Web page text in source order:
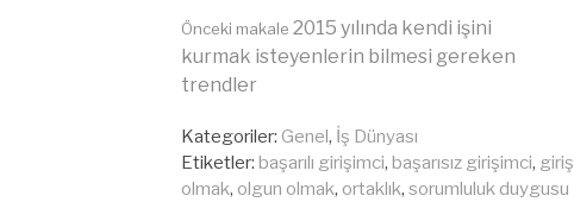
Okumaya
devam
Önceki makale 2015 yılında kendi işini
kurmak isteyenlerin bilmesi gereken
trendler
Kategoriler: Genel, İş Dünyası
Etiketler: başarılı girişimci, başarısız girişimci,
olmak, olgun olmak, ortaklık, sorumluluk duygusu